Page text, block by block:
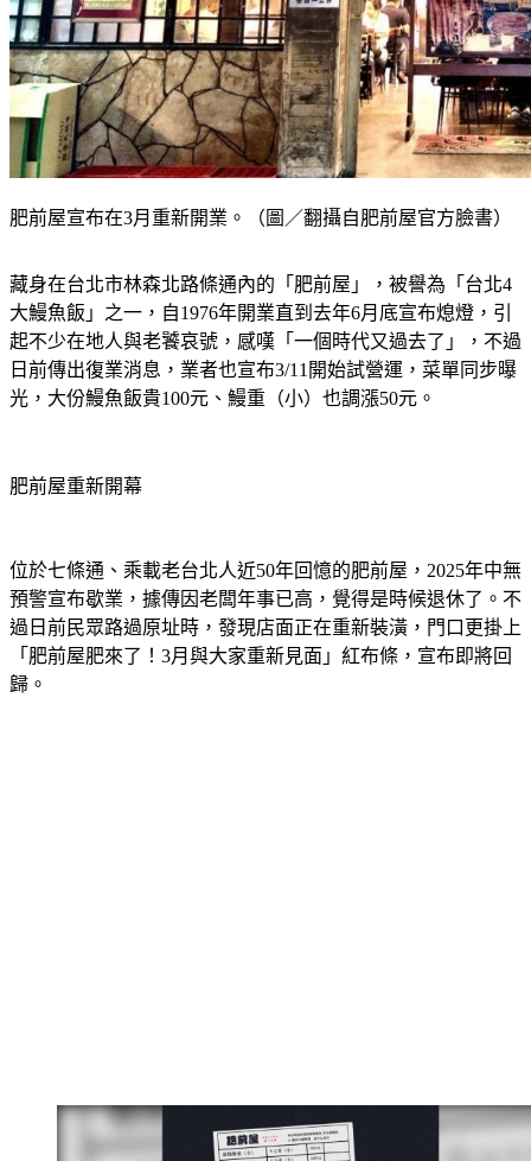
肥前屋宣布在3月重新開業。（圖／翻攝自肥前屋官方臉書）
藏身在台北市林森北路條通內的「肥前屋」，被譽為「台北4
大鰻魚飯」之一，自1976年開業直到去年6月底宣布熄燈，引
起不少在地人與老饕哀號，感嘆「一個時代又過去了」，不過
日前傳出復業消息，業者也宣布3/11開始試營運，菜單同步曝
光，大份鰻魚飯貴100元、鰻重（小）也調漲50元。
肥前屋重新開幕
位於七條通、乘載老台北人近50年回憶的肥前屋，2025年中無
預警宣布歇業，據傳因老闆年事已高，覺得是時候退休了。不
過日前民眾路過原址時，發現店面正在重新裝潢，門口更掛上
「肥前屋肥來了！3月與大家重新見面」紅布條，宣布即將回
歸。